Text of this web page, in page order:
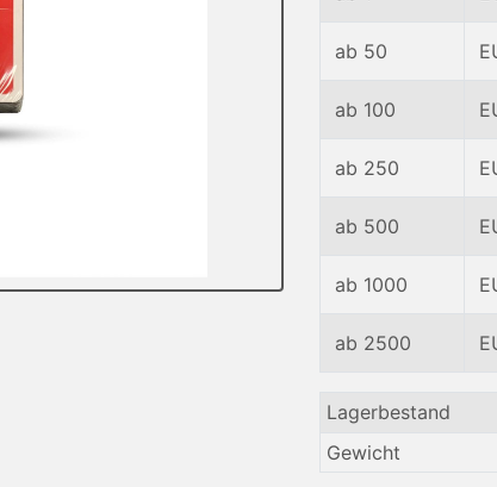
ab 50
ab 100
ab 250
ab 500
ab 1000
ab 2500
Lagerbestand
Gewicht